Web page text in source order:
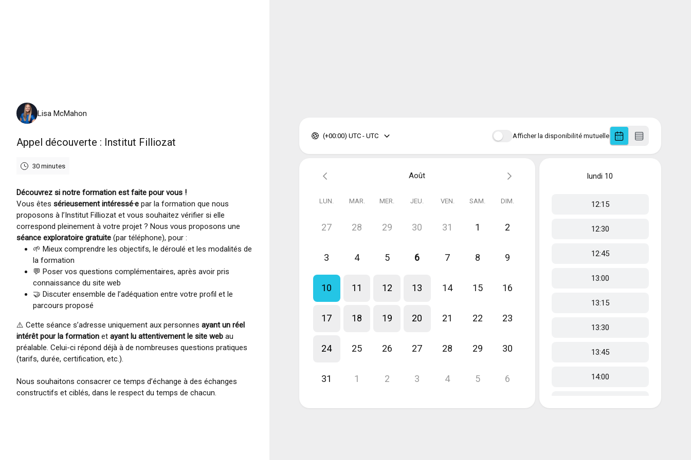
Lisa McMahon
Appel découverte : Institut Filliozat
30 minutes
Découvrez si notre formation est faite pour vous !
Vous êtes sérieusement intéressé·e par la formation que nous
proposons à l’Institut Filliozat et vous souhaitez vérifier si elle
correspond pleinement à votre projet ? Nous vous proposons une
séance exploratoire gratuite (par téléphone), pour :
🌱 Mieux comprendre les objectifs, le déroulé et les modalités de
la formation
💬 Poser vos questions complémentaires, après avoir pris
connaissance du site web
🤝 Discuter ensemble de l’adéquation entre votre profil et le
parcours proposé
⚠️ Cette séance s’adresse uniquement aux personnes ayant un réel
intérêt pour la formation et ayant lu attentivement le site web au
préalable. Celui-ci répond déjà à de nombreuses questions pratiques
(tarifs, durée, certification, etc.).
Nous souhaitons consacrer ce temps d’échange à des échanges
constructifs et ciblés, dans le respect du temps de chacun.
Afficher la disponibilité mutuelle
(+00:00) UTC - UTC
Août
LUN. MAR. MER. JEU. VEN. SAM. DIM.
27 28 29 30 31 1 2
3 4 5 6 7 8 9
10 11 12 13 14 15 16
17 18 19 20 21 22 23
24 25 26 27 28 29 30
31 1 2 3 4 5 6
lundi 10
12:15
12:30
12:45
13:00
13:15
13:30
13:45
14:00